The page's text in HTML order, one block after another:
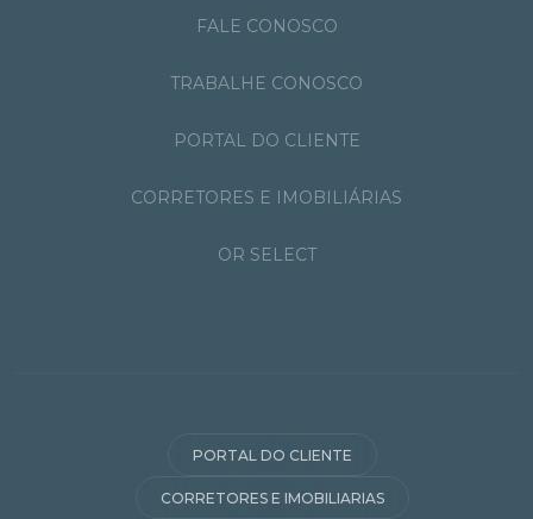
FALE CONOSCO
TRABALHE CONOSCO
PORTAL DO CLIENTE
CORRETORES E IMOBILIÁRIAS
OR SELECT
PORTAL DO CLIENTE
CORRETORES E IMOBILIARIAS